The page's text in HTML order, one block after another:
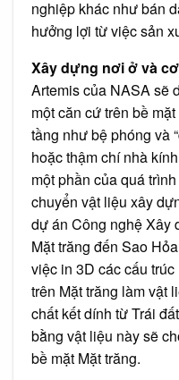
nghiệp khác như bán
hưởng lợi từ việc sản
Xây dựng nơi ở và
Artemis của NASA sẽ
một căn cứ trên bề
tầng như bệ phóng và
hoặc thậm chí nhà
một phần của quá
chuyển vật liệu xây
dự án Công nghệ Xây
Mặt trăng đến Sao
việc in 3D các cấu
trên Mặt trăng làm vật
chất kết dính từ Trái
bằng vật liệu này sẽ
bề mặt Mặt trăng.